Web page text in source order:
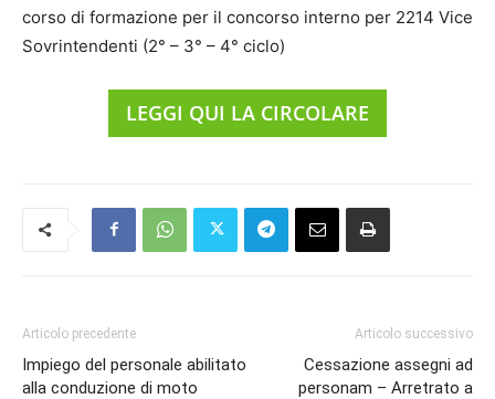
corso di formazione per il concorso interno per 2214 Vice
Sovrintendenti (2° – 3° – 4° ciclo)
LEGGI QUI LA CIRCOLARE
Articolo precedente
Impiego del personale abilitato
alla conduzione di moto
Articolo successivo
Cessazione assegni ad
personam – Arretrato a